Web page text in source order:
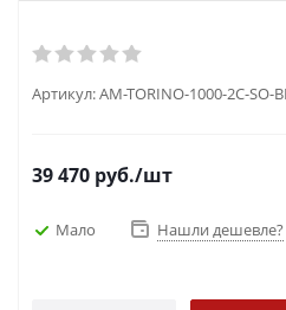
Артикул:AM-TORINO-1000-2C-SO-
39 470 руб./шт
Мало Нашли дешевле?